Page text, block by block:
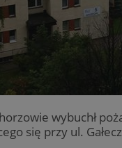
wybuchł
się przy ul.